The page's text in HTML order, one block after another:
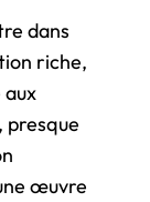
dans
riche,
presque
œuvre